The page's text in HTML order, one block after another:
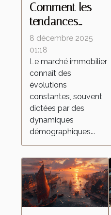
Comment les
tendances
démographiques
influencent-elles
le marché
immobilier ?
8 décembre 2025
01:18
Le marché immobilier
connaît des
évolutions
constantes, souvent
dictées par des
dynamiques
démographiques...